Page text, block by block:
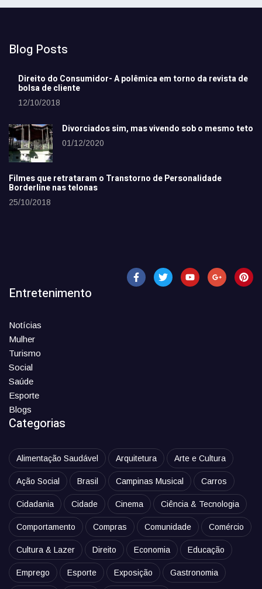
Blog Posts
Direito do Consumidor- A polêmica em torno da revista de
bolsa de cliente
12/10/2018
Divorciados sim, mas vivendo sob o mesmo teto
01/12/2020
Filmes que retrataram o Transtorno de Personalidade
Borderline nas telonas
25/10/2018
Entretenimento
Notícias
Mulher
Turismo
Social
Saúde
Esporte
Blogs
Categorias
Alimentação Saudável Arquitetura Arte e Cultura
Ação Social Brasil Campinas Musical Carros
Cidadania Cidade Cinema Ciência & Tecnologia
Comportamento Compras Comunidade Comércio
Cultura & Lazer Direito Economia Educação
Emprego Esporte Exposição Gastronomia